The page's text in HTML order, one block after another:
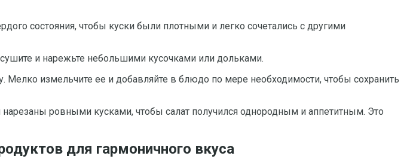
состояния, чтобы куски были плотными и легко сочетались с другими
и нарежьте небольшими кусочками или дольками.
измельчите ее и добавляйте в блюдо по мере необходимости, чтобы сохранить
ровными кусками, чтобы салат получился однородным и аппетитным. Это
для гармоничного вкуса